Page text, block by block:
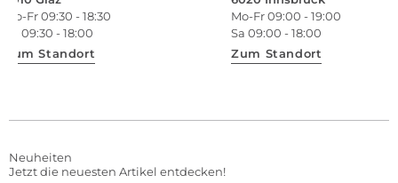
Mo-Fr 09:30 - 18:30
Sa 09:30 - 18:00
Zum Standort
Mo-Fr 09:00 - 19:00
Sa 09:00 - 18:00
Zum Standort
Neuheiten
Jetzt die neuesten Artikel entdecken!